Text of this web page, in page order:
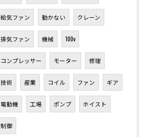
給気ファン 動かない クレーン
排気ファン 機械 100v
コンプレッサー モーター 修理
技術 産業 コイル ファン ギア
電動機 工場 ポンプ ホイスト
制御